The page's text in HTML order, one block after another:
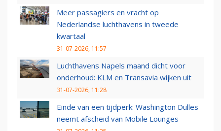
Meer passagiers en vracht op
Nederlandse luchthavens in tweede
kwartaal
31-07-2026, 11:57
Luchthavens Napels maand dicht voor
onderhoud: KLM en Transavia wijken uit
31-07-2026, 11:28
Einde van een tijdperk: Washington Dulles
neemt afscheid van Mobile Lounges